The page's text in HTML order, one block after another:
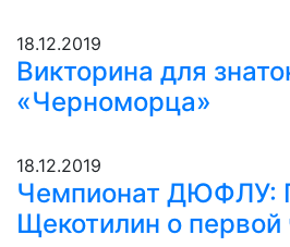
18.12.2019
Викторина для
«Черноморца»
18.12.2019
Чемпионат ДЮФЛУ:
Щекотилин о первой